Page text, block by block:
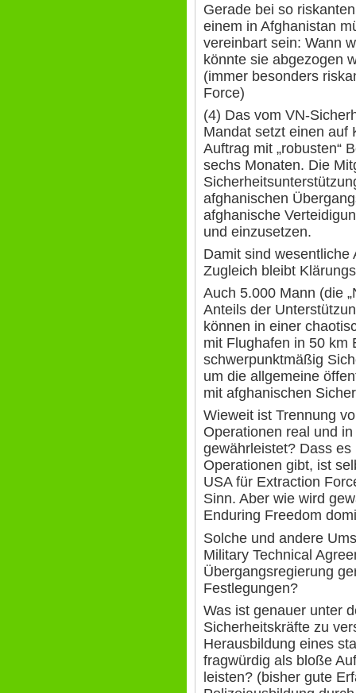
Gerade bei so
einem in Afghanistan
vereinbart sein: Wann
könnte sie abgezogen
(immer besonders
Force)
(4) Das vom VN-
Mandat setzt einen auf
Auftrag mit „robusten“
sechs Monaten. Die
afghanischen
afghanische
und einzusetzen.
Damit sind wesentliche
Zugleich bleibt
Auch 5.000 Mann (die
Anteils der
können in einer
mit Flughafen in 50 km
schwerpunktmäßig
um die allgemeine
mit afghanischen
Wieweit ist Trennung
Operationen real und
gewährleistet? Dass
Operationen gibt, ist
USA für Extraction
Sinn. Aber wie wird
Enduring Freedom
Solche und andere
Military Technical
Übergangsregierung
Festlegungen?
Was ist genauer unter
Sicherheitskräfte zu
Herausbildung eines
fragwürdig als bloße
leisten? (bisher gute